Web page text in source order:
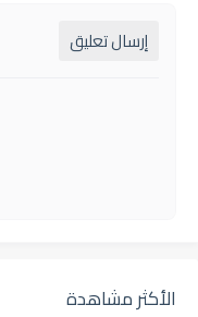
إرسال تعليق
الأكثر مشاهدة